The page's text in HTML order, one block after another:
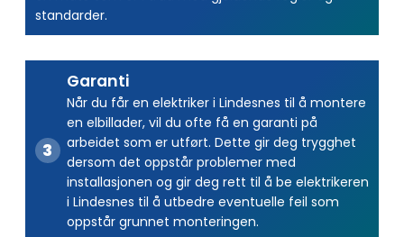
standarder.
Garanti
Når du får en elektriker i Lindesnes til å montere
en elbillader, vil du ofte få en garanti på
arbeidet som er utført. Dette gir deg trygghet
dersom det oppstår problemer med
installasjonen og gir deg rett til å be elektrikeren
i Lindesnes til å utbedre eventuelle feil som
oppstår grunnet monteringen.